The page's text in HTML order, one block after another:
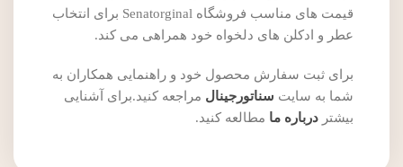
قیمت های مناسب فروشگاه Senatorginal برای انتخاب
عطر و ادکلن های دلخواه خود همراهی می کند.
برای ثبت سفارش محصول خود و راهنمایی همکاران به
شما به سایت سناتورجینال مراجعه کنید.برای آشنایی
بیشتر درباره ما مطالعه کنید.